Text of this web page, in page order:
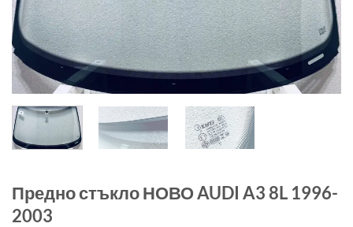
Предно стъкло НОВО AUDI A3 8L 1996-
2003